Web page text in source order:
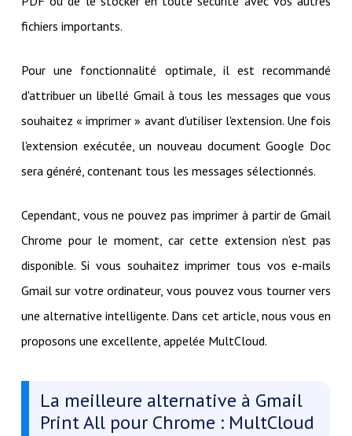
fichiers importants.
Pour une fonctionnalité optimale, il est recommandé
d'attribuer un libellé Gmail à tous les messages que vous
souhaitez « imprimer » avant d'utiliser l'extension. Une fois
l'extension exécutée, un nouveau document Google Doc
sera généré, contenant tous les messages sélectionnés.
Cependant, vous ne pouvez pas imprimer à partir de Gmail
Chrome pour le moment, car cette extension n'est pas
disponible. Si vous souhaitez imprimer tous vos e-mails
Gmail sur votre ordinateur, vous pouvez vous tourner vers
une alternative intelligente. Dans cet article, nous vous en
proposons une excellente, appelée MultCloud.
La meilleure alternative à Gmail
Print All pour Chrome : MultCloud